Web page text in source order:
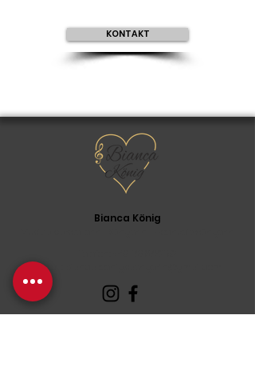
KONTAKT
Bianca König
E-Mail: